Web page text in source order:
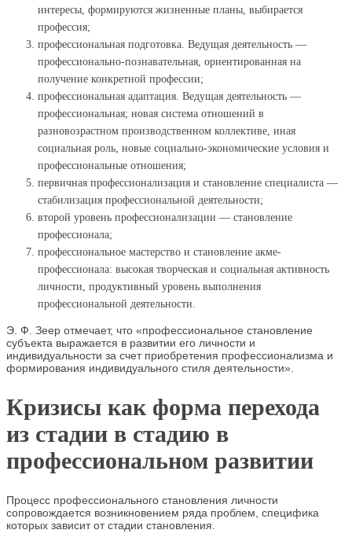
интересы, формируются жизненные планы, выбирается
профессия;
профессиональная подготовка. Ведущая деятельность —
профессионально-познавательная, ориентированная на
получение конкретной профессии;
профессиональная адаптация. Ведущая деятельность —
профессиональная; новая система отношений в
разновозрастном производственном коллективе, иная
социальная роль, новые социально-экономические условия и
профессиональные отношения;
первичная профессионализация и становление специалиста —
стабилизация профессиональной деятельности;
второй уровень профессионализации — становление
профессионала;
профессиональное мастерство и становление акме-
профессионала: высокая творческая и социальная активность
личности, продуктивный уровень выполнения
профессиональной деятельности.
Э. Ф. Зеер отмечает, что «профессиональное становление
субъекта выражается в развитии его личности и
индивидуальности за счет приобретения профессионализма и
формирования индивидуального стиля деятельности».
Кризисы как форма перехода
из стадии в стадию в
профессиональном развитии
Процесс профессионального становления личности
сопровождается возникновением ряда проблем, специфика
которых зависит от стадии становления.